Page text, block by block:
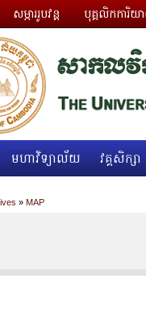
សម្ភាររូបវន្ត បុគ្គលិកការិ
មហាវិទ្យាល័យ វគ្គសិក្សា
» MAP